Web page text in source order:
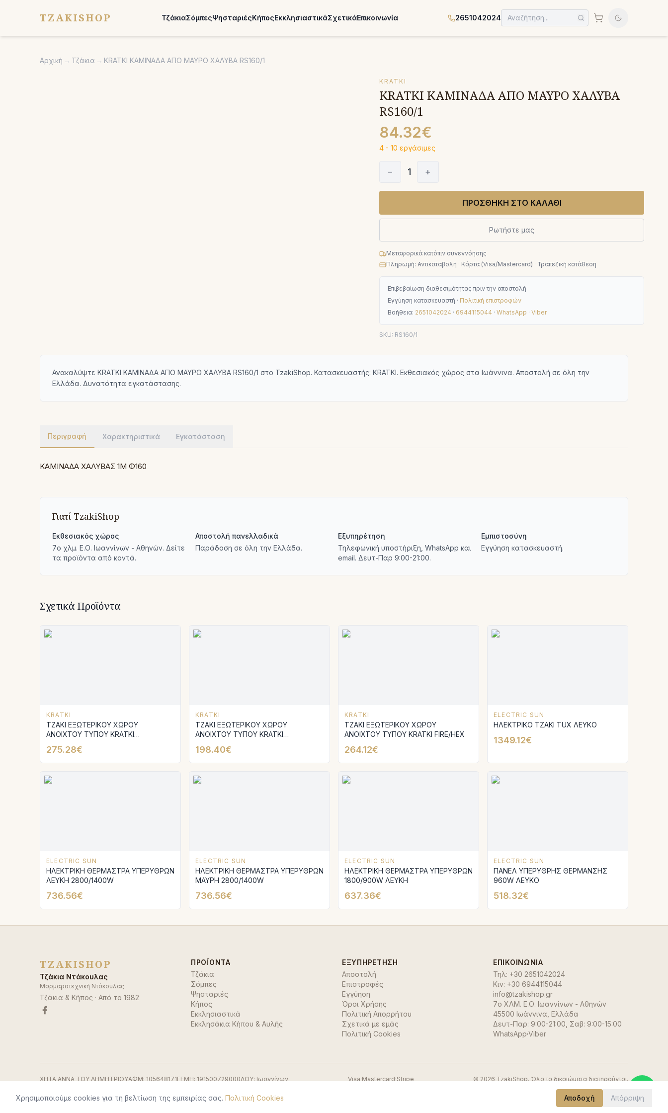
TZAKISHOP ΤζάκιαΣόμπεςΨησταριέςΚήποςΕκκλησιαστικάΣχετικάΕπικοινωνία 2651042024
Αρχική → Τζάκια → KRATKI ΚΑΜΙΝΑΔΑ ΑΠΟ ΜΑΥΡΟ ΧΑΛΥΒΑ RS160/1
KRATKI
KRATKI ΚΑΜΙΝΑΔΑ ΑΠΟ ΜΑΥΡΟ ΧΑΛΥΒΑ
RS160/1
84.32€
4 - 10 εργάσιμες
− 1 +
ΠΡΟΣΘΗΚΗ ΣΤΟ ΚΑΛΑΘΙ
Ρωτήστε μας
Μεταφορικά κατόπιν συνεννόησης
Πληρωμή: Αντικαταβολή · Κάρτα (Visa/Mastercard) · Τραπεζική κατάθεση
Επιβεβαίωση διαθεσιμότητας πριν την αποστολή
Εγγύηση κατασκευαστή · Πολιτική επιστροφών
Βοήθεια: 2651042024 · 6944115044 · WhatsApp · Viber
SKU: RS160/1
Ανακαλύψτε KRATKI ΚΑΜΙΝΑΔΑ ΑΠΟ ΜΑΥΡΟ ΧΑΛΥΒΑ RS160/1 στο TzakiShop. Κατασκευαστής: KRATKI. Εκθεσιακός χώρος στα Ιωάννινα. Αποστολή σε όλη την
Ελλάδα. Δυνατότητα εγκατάστασης.
Περιγραφή Χαρακτηριστικά Εγκατάσταση
ΚΑΜΙΝΑΔΑ ΧΑΛΥΒΑΣ 1Μ Φ160
Γιατί TzakiShop
Εκθεσιακός χώρος
7ο χλμ. Ε.Ο. Ιωαννίνων - Αθηνών. Δείτε
τα προϊόντα από κοντά.
Αποστολή πανελλαδικά
Παράδοση σε όλη την Ελλάδα.
Εξυπηρέτηση
Τηλεφωνική υποστήριξη, WhatsApp και
email. Δευτ-Παρ 9:00-21:00.
Εμπιστοσύνη
Εγγύηση κατασκευαστή.
Σχετικά Προϊόντα
KRATKI
ΤΖΑΚΙ ΕΞΩΤΕΡΙΚΟΥ ΧΩΡΟΥ
ΑΝΟΙΧΤΟΥ ΤΥΠΟΥ KRATKI
275.28€
KRATKI
ΤΖΑΚΙ ΕΞΩΤΕΡΙΚΟΥ ΧΩΡΟΥ
ΑΝΟΙΧΤΟΥ ΤΥΠΟΥ KRATKI
198.40€
KRATKI
ΤΖΑΚΙ ΕΞΩΤΕΡΙΚΟΥ ΧΩΡΟΥ
ΑΝΟΙΧΤΟΥ ΤΥΠΟΥ KRATKI FIRE/HEX
264.12€
ELECTRIC SUN
ΗΛΕΚΤΡΙΚΟ ΤΖΑΚΙ TUX ΛΕΥΚΟ
1349.12€
ELECTRIC SUN
ΗΛΕΚΤΡΙΚΗ ΘΕΡΜΑΣΤΡΑ ΥΠΕΡΥΘΡΩΝ
ΛΕΥΚΗ 2800/1400W
736.56€
ELECTRIC SUN
ΗΛΕΚΤΡΙΚΗ ΘΕΡΜΑΣΤΡΑ ΥΠΕΡΥΘΡΩΝ
ΜΑΥΡΗ 2800/1400W
736.56€
ELECTRIC SUN
ΗΛΕΚΤΡΙΚΗ ΘΕΡΜΑΣΤΡΑ ΥΠΕΡΥΘΡΩΝ
1800/900W ΛΕΥΚΗ
637.36€
ELECTRIC SUN
ΠΑΝΕΛ ΥΠΕΡΥΘΡΗΣ ΘΕΡΜΑΝΣΗΣ
960W ΛΕΥΚΟ
518.32€
TZAKISHOP
Τζάκια Ντάκουλας
Μαρμαροτεχνική Ντάκουλας
Τζάκια & Κήπος · Από το 1982
ΠΡΟΪΌΝΤΑ
Τζάκια
Σόμπες
Ψησταριές
Κήπος
Εκκλησιαστικά
Εκκλησάκια Κήπου & Αυλής
ΕΞΥΠΗΡΈΤΗΣΗ
Αποστολή
Επιστροφές
Εγγύηση
Όροι Χρήσης
Πολιτική Απορρήτου
Σχετικά με εμάς
Πολιτική Cookies
ΕΠΙΚΟΙΝΩΝΊΑ
Τηλ: +30 2651042024
Κιν: +30 6944115044
info@tzakishop.gr
7ο ΧΛΜ. Ε.Ο. Ιωαννίνων - Αθηνών
45500 Ιωάννινα Ελλάδα
Δευτ-Παρ: 9:00-21:00, Σαβ: 9:00-15:00
WhatsApp·Viber
ΧΗΤΑ ΑΝΝΑ ΤΟΥ ΔΗΜΗΤΡΙΟΥΑΦΜ: 105648171ΓΕΜΗ: 191500729000ΔΟΥ: Ιωαννίνων Visa·Mastercard·Stripe © 2026 TzakiShop. Όλα τα δικαιώματα διατηρούνται.
Χρησιμοποιούμε cookies για τη βελτίωση της εμπειρίας σας. Πολιτική Cookies Αποδοχή Απόρριψη